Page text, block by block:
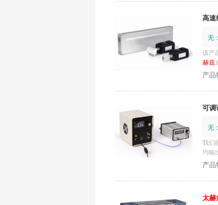
高速
无
该产
赫兹
可调
无
我们
均输
太赫